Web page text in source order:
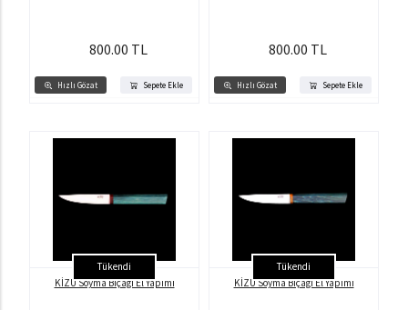
Hızlı Gözat Sepete Ekle
800.00 TL
Hızlı Gözat Sepete Ekle
800.00 TL
Tükendi
KİZU Soyma Bıçağı El Yapımı
Tükendi
KİZU Soyma Bıçağı El Yapımı